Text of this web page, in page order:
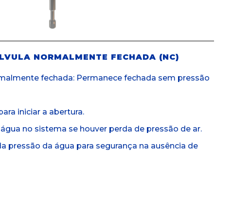
NORMALMENTE FECHADA (NC)
fechada: Permanece fechada sem pressão
iniciar a abertura.
no sistema se houver perda de pressão de ar.
pressão da água para segurança na ausência de